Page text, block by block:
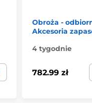
Obroża -
Akcesoria
4 tygodnie
782.99 zł